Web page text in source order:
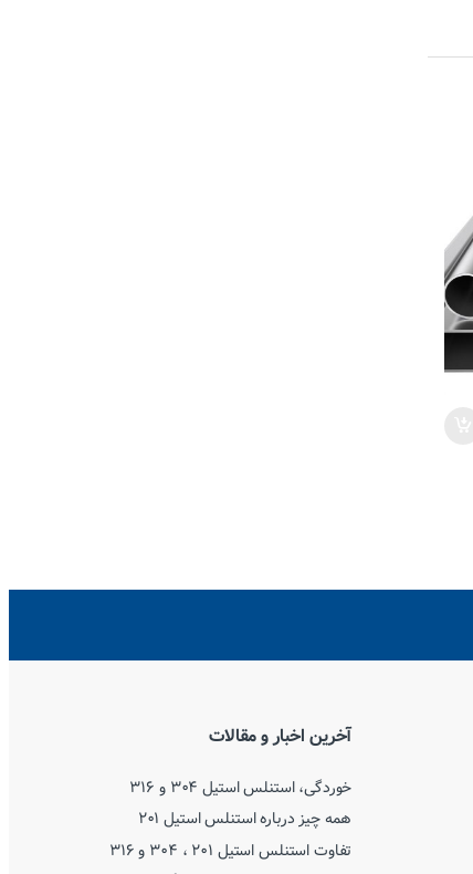
آخرین اخبار و مقالات
خوردگی، استنلس استیل ۳۰۴ و ۳۱۶
همه چیز درباره استنلس استیل ۲۰۱
تفاوت استنلس استیل ۲۰۱ ، ۳۰۴ و ۳۱۶